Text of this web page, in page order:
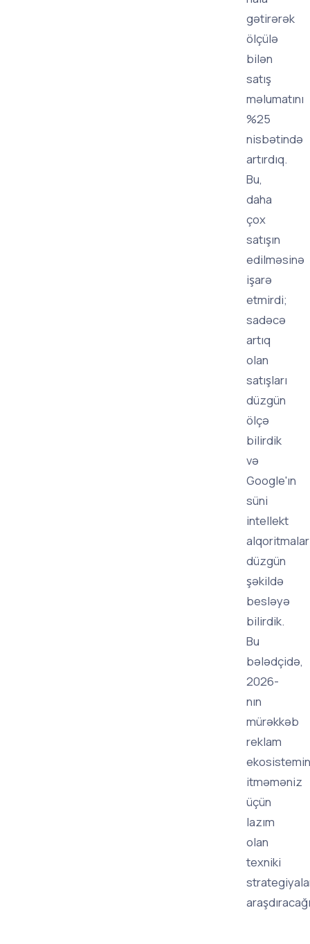
gətirərək
ölçülə
bilən
satış
məlumatını
%25
nisbətində
artırdıq.
Bu,
daha
çox
satışın
edilməsinə
işarə
etmirdi;
sadəcə
artıq
olan
satışları
düzgün
ölçə
bilirdik
və
Google'ın
süni
intellekt
düzgün
şəkildə
besləyə
bilirdik.
Bu
bələdçidə,
2026-
nın
mürəkkəb
reklam
itməməniz
üçün
lazım
olan
texniki